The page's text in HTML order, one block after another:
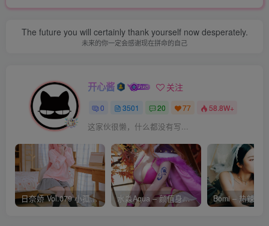
The future you will certainly thank yourself now desperately.
未来的你一定会感谢现在拼命的自己
开心酱 关注
0 3501 20 77 58.8W+
这家伙很懒，什么都没有写...
日奈娇 Vol.079 小孤独 [134P-1.84GB] 水淼Aqua – 颜值身材双在线 火爆日本 Cos写真作品合集